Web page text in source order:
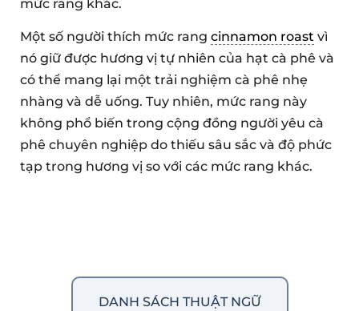
mức rang khác.
Một số người thích mức rang cinnamon roast vì
nó giữ được hương vị tự nhiên của hạt cà phê và
có thể mang lại một trải nghiệm cà phê nhẹ
nhàng và dễ uống. Tuy nhiên, mức rang này
không phổ biến trong cộng đồng người yêu cà
phê chuyên nghiệp do thiếu sâu sắc và độ phức
tạp trong hương vị so với các mức rang khác.
DANH SÁCH THUẬT NGỮ